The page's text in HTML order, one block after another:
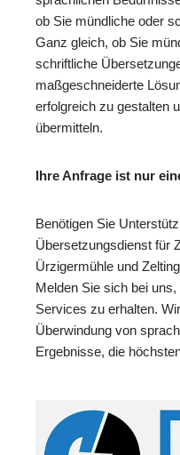
ob Sie mündliche oder
Ganz gleich, ob Sie
schriftliche
maßgeschneiderte
erfolgreich zu gestalten
übermitteln.
Ihre Anfrage ist nur
Benötigen Sie
Übersetzungsdienst für
Ürzigermühle und
Melden Sie sich bei
Services zu erhalten.
Überwindung von
Ergebnisse, die